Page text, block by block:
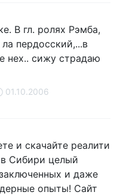
В гл. ролях Рэмба,
пердосский,...в
нех.. сижу страдаю
01.10.2006
и скачайте реалити
Сибири целый
и даже
опыты! Сайт